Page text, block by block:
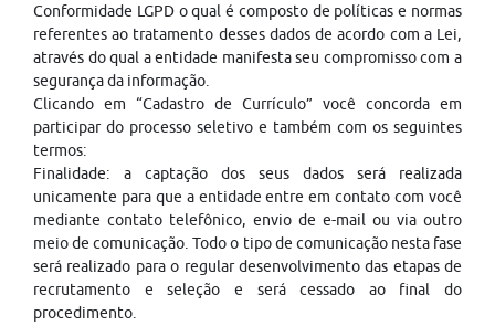
Conformidade LGPD o qual é composto de políticas e normas
referentes ao tratamento desses dados de acordo com a Lei,
através do qual a entidade manifesta seu compromisso com a
segurança da informação.
Clicando em “Cadastro de Currículo” você concorda em
participar do processo seletivo e também com os seguintes
termos:
Finalidade: a captação dos seus dados será realizada
unicamente para que a entidade entre em contato com você
mediante contato telefônico, envio de e-mail ou via outro
meio de comunicação. Todo o tipo de comunicação nesta fase
será realizado para o regular desenvolvimento das etapas de
recrutamento e seleção e será cessado ao final do
procedimento.